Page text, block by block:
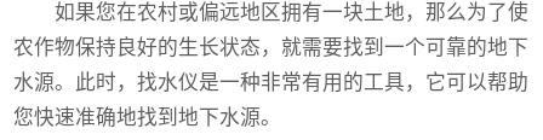
如果您在农村或偏远地区拥有一块土地，那么为了使
农作物保持良好的生长状态，就需要找到一个可靠的地下
水源。此时，找水仪是一种非常有用的工具，它可以帮助
您快速准确地找到地下水源。